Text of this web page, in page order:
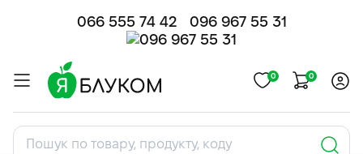
066 555 74 42 096 967 55 31
0 0